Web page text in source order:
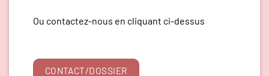
Ou contactez-nous en cliquant ci-dessus
CONTACT/DOSSIER